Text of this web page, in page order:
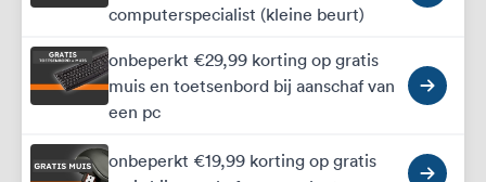
computerspecialist (kleine beurt)
onbeperkt €29,99 korting op gratis
muis en toetsenbord bij aanschaf van
een pc
onbeperkt €19,99 korting op gratis